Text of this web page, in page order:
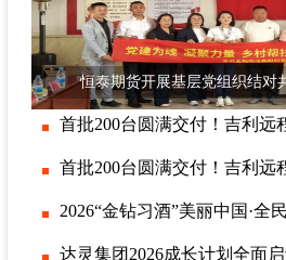
恒泰期货开展基层党组织结对
首批200台圆满交付！吉利远
首批200台圆满交付！吉利远
2026“金钻习酒”美丽中国·全
达灵集团2026成长计划全面